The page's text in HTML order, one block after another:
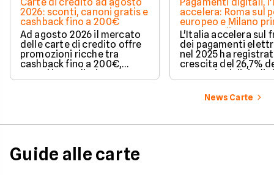
2026: sconti, canoni gratis e
cashback fino a 200€
Ad agosto 2026 il mercato
delle carte di credito offre
promozioni ricche tra
cashback fino a 200€,
azzeramento del canone.
accelera: Roma sul
europeo e Milano
spesa media
L'Italia accelera sul
dei pagamenti
nel 2025 ha
crescita del 26,7%
conquista il terzo
Europa per
delle operazioni
delle città più
News Carte
Guide alle carte